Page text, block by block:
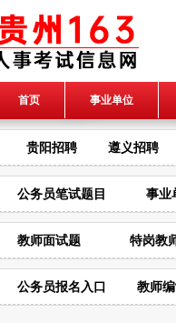
首页 事业单位
贵阳招聘 遵义招聘
公务员笔试题目 事业
教师面试题 特岗教
公务员报名入口 教师